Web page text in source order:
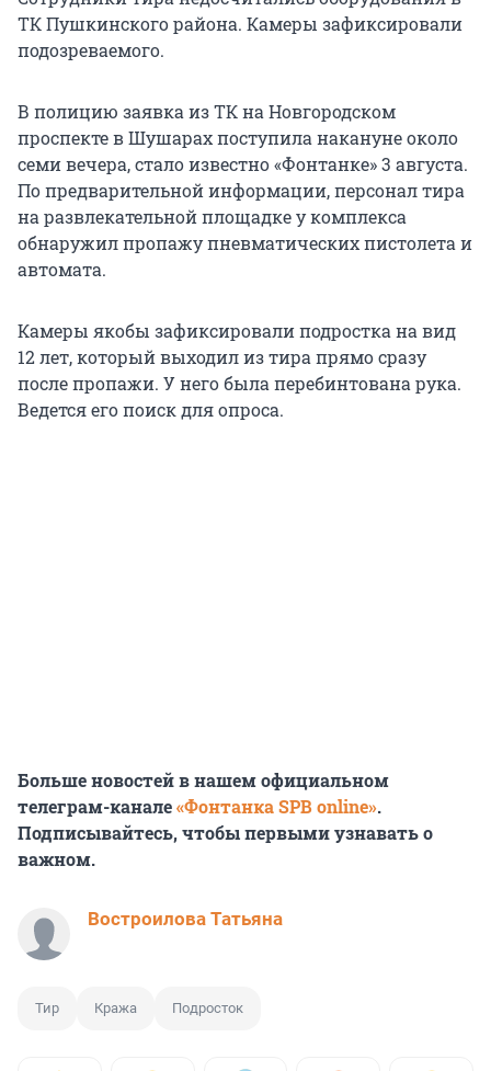
ТК Пушкинского района. Камеры зафиксировали
подозреваемого.
В полицию заявка из ТК на Новгородском
проспекте в Шушарах поступила накануне около
семи вечера, стало известно «Фонтанке» 3 августа.
По предварительной информации, персонал тира
на развлекательной площадке у комплекса
обнаружил пропажу пневматических пистолета и
автомата.
Камеры якобы зафиксировали подростка на вид
12 лет, который выходил из тира прямо сразу
после пропажи. У него была перебинтована рука.
Ведется его поиск для опроса.
Больше новостей в нашем официальном
телеграм-канале«Фонтанка SPB online».
Подписывайтесь, чтобы первыми узнавать о
важном.
Востроилова Татьяна
Тир Кража Подросток